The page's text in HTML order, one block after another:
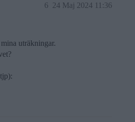
24 Maj 2024 11:36
6
uträkningar.